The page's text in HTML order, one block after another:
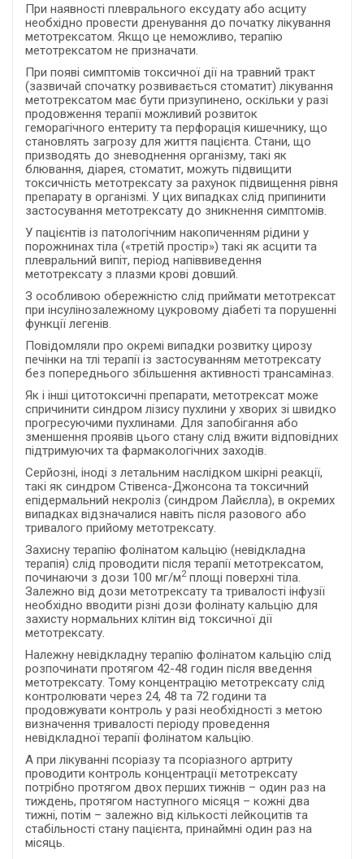
При наявності плеврального ексудату або асциту
необхідно провести дренування до початку лікування
метотрексатом. Якщо це неможливо, терапію
метотрексатом не призначати.
При появі симптомів токсичної дії на травний тракт
(зазвичай спочатку розвивається стоматит) лікування
метотрексатом має бути призупинено, оскільки у разі
продовження терапії можливий розвиток
геморагічного ентериту та перфорація кишечнику, що
становлять загрозу для життя пацієнта. Стани, що
призводять до зневоднення організму, такі як
блювання, діарея, стоматит, можуть підвищити
токсичність метотрексату за рахунок підвищення рівня
препарату в організмі. У цих випадках слід припинити
застосування метотрексату до зникнення симптомів.
У пацієнтів із патологічним накопиченням рідини у
порожнинах тіла («третій простір») такі як асцити та
плевральний випіт, період напіввиведення
метотрексату з плазми крові довший.
З особливою обережністю слід приймати метотрексат
при інсулінозалежному цукровому діабеті та порушенні
функції легенів.
Повідомляли про окремі випадки розвитку цирозу
печінки на тлі терапії із застосуванням метотрексату
без попереднього збільшення активності трансаміназ.
Як і інші цитотоксичні препарати, метотрексат може
спричинити синдром лізису пухлини у хворих зі швидко
прогресуючими пухлинами. Для запобігання або
зменшення проявів цього стану слід вжити відповідних
підтримуючих та фармакологічних заходів.
Серйозні, іноді з летальним наслідком шкірні реакції,
такі як синдром Стівенса-Джонсона та токсичний
епідермальний некроліз (синдром Лайєлла), в окремих
випадках відзначалися навіть після разового або
тривалого прийому метотрексату.
Захисну терапію фолінатом кальцію (невідкладна
терапія) слід проводити після терапії метотрексатом,
починаючи з дози 100 мг/м2площі поверхні тіла.
Залежно від дози метотрексату та тривалості інфузії
необхідно вводити різні дози фолінату кальцію для
захисту нормальних клітин від токсичної дії
метотрексату.
Належну невідкладну терапію фолінатом кальцію слід
розпочинати протягом 42-48 годин після введення
метотрексату. Тому концентрацію метотрексату слід
контролювати через 24, 48 та 72 години та
продовжувати контроль у разі необхідності з метою
визначення тривалості періоду проведення
невідкладної терапії фолінатом кальцію.
А при лікуванні псоріазу та псоріазного артриту
проводити контроль концентрації метотрексату
потрібно протягом двох перших тижнів – один раз на
тиждень, протягом наступного місяця – кожні два
тижні, потім – залежно від кількості лейкоцитів та
стабільності стану пацієнта, принаймні один раз на
місяць.